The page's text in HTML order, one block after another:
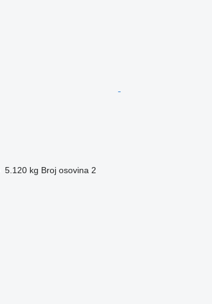
5.120 kg Broj osovina 2